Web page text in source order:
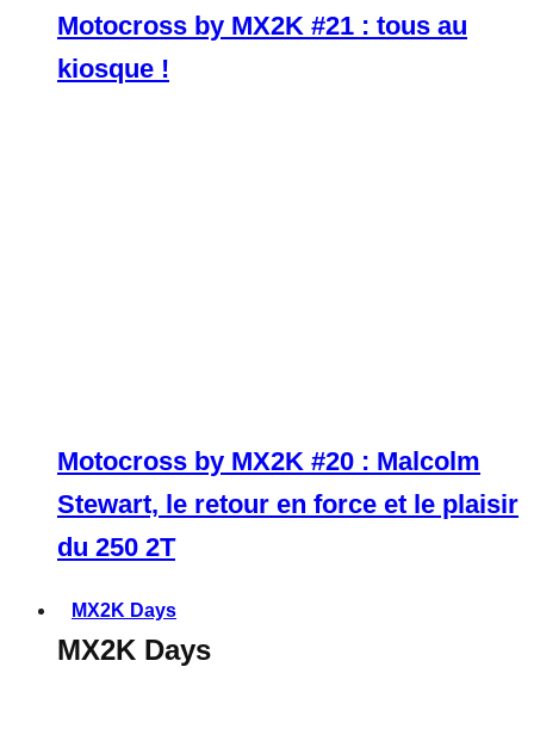
Motocross by MX2K #21 : tous au
kiosque !
Motocross by MX2K #20 : Malcolm
Stewart, le retour en force et le plaisir
du 250 2T
MX2K Days
MX2K Days